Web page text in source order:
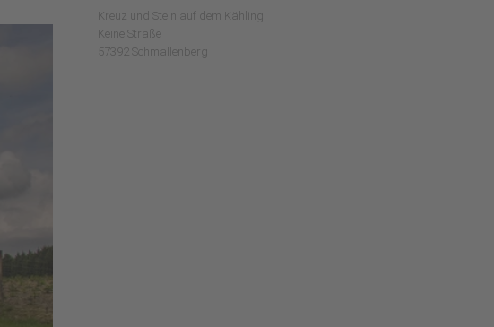
Kreuz und Stein auf dem Kähling
Keine Straße
57392 Schmallenberg